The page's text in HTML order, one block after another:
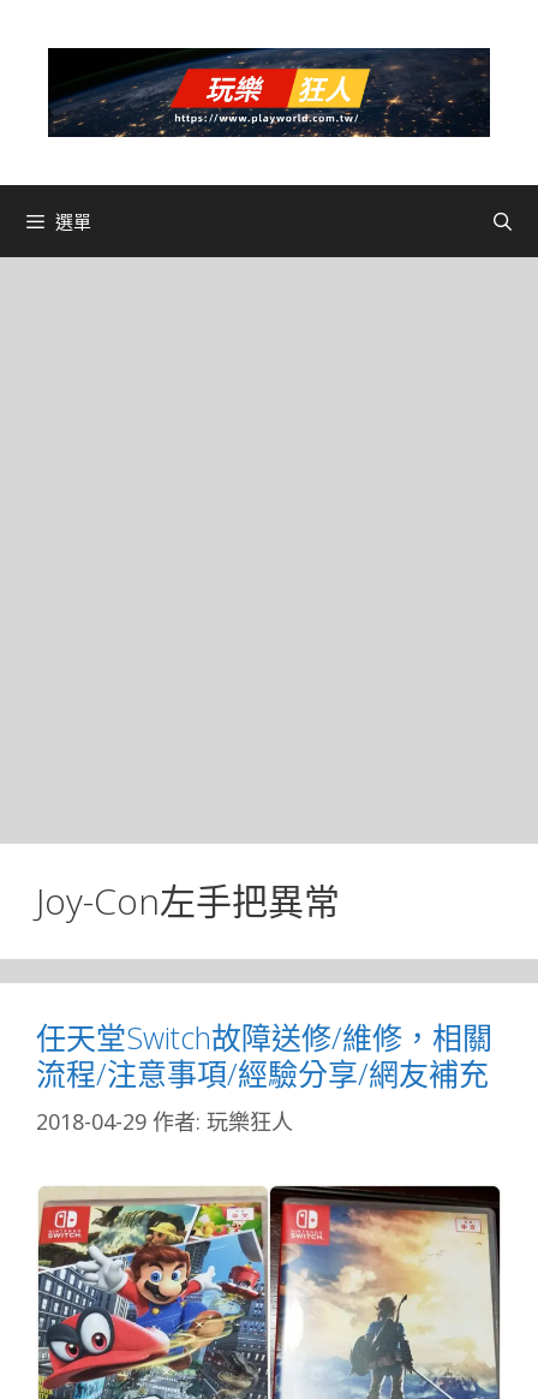
選單
Joy-Con左手把異常
任天堂Switch故障送修/維修，相關
流程/注意事項/經驗分享/網友補充
2018-04-29 作者: 玩樂狂人